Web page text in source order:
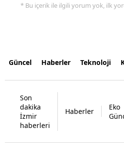
* Bu içerik ile ilgili yorum yok, ilk
Güncel Haberler Teknoloji
Son
dakika
İzmir
haberleri
Haberler
Eko